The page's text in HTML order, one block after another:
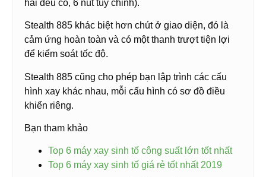
hai đều có, 6 nút tùy chỉnh).
Stealth 885 khác biệt hơn chút ở giao diện, đó là
cảm ứng hoàn toàn và có một thanh trượt tiện lợi
để kiểm soát tốc độ.
Stealth 885 cũng cho phép bạn lập trình các cấu
hình xay khác nhau, mỗi cấu hình có sơ đồ điều
khiển riêng.
Bạn tham khảo
Top 6 máy xay sinh tố công suất lớn tốt nhất
Top 6 máy xay sinh tố giá rẻ tốt nhất 2019